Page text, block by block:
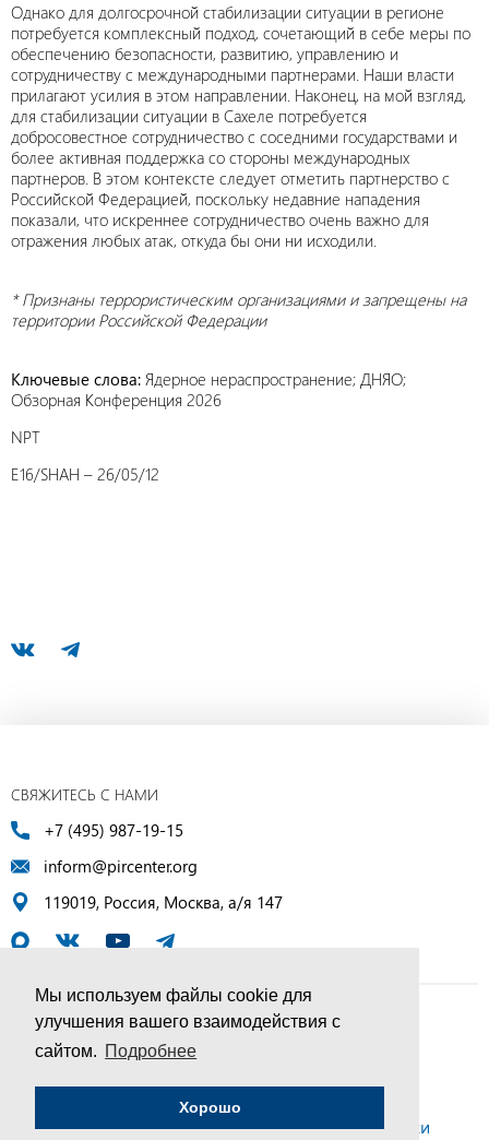
Мы используем файлы cookie для
улучшения вашего взаимодействия с
сайтом. Подробнее
Хорошо
Однако для долгосрочной стабилизации ситуации в регионе
потребуется комплексный подход, сочетающий в себе меры по
обеспечению безопасности, развитию, управлению и
сотрудничеству с международными партнерами. Наши власти
прилагают усилия в этом направлении. Наконец, на мой взгляд,
для стабилизации ситуации в Сахеле потребуется
добросовестное сотрудничество с соседними государствами и
более активная поддержка со стороны международных
партнеров. В этом контексте следует отметить партнерство с
Российской Федерацией, поскольку недавние нападения
показали, что искреннее сотрудничество очень важно для
отражения любых атак, откуда бы они ни исходили.
* Признаны террористическим организациями и запрещены на
территории Российской Федерации
Ключевые слова: Ядерное нераспространение; ДНЯО;
Обзорная Конференция 2026
NPT
E16/SHAH – 26/05/12
СВЯЖИТЕСЬ С НАМИ
+7 (495) 987-19-15
inform@pircenter.org
119019, Россия, Москва, а/я 147
© ПИР-Центр, 1994–2025 | Все права защищены
Соглашение об обработке персональных данных
Политика конфиденциальности и условия обработки